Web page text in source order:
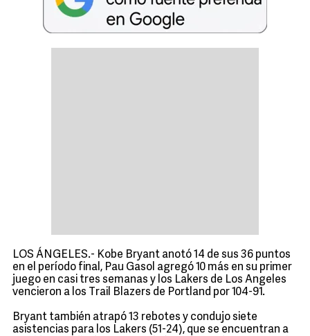
LOS ÁNGELES.- Kobe Bryant anotó 14 de sus 36 puntos
en el período final, Pau Gasol agregó 10 más en su primer
juego en casi tres semanas y los Lakers de Los Angeles
vencieron a los Trail Blazers de Portland por 104-91.
Bryant también atrapó 13 rebotes y condujo siete
asistencias para los Lakers (51-24), que se encuentran a